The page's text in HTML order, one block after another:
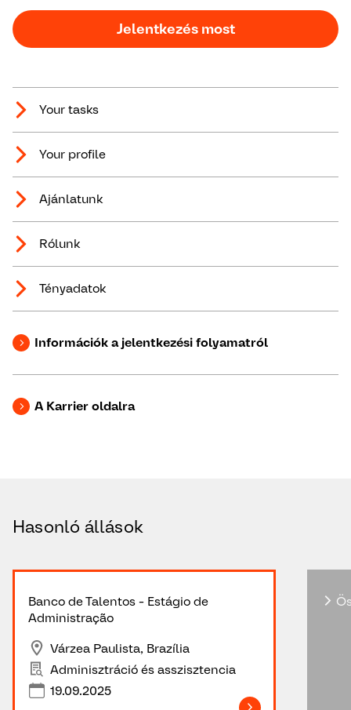
Jelentkezés most
Your tasks
Your profile
Ajánlatunk
Rólunk
Tényadatok
Információk a jelentkezési folyamatról
A Karrier oldalra
Hasonló állások
Banco de Talentos - Estágio de
Administração
Várzea Paulista, Brazília
Adminisztráció és asszisztencia
19.09.2025